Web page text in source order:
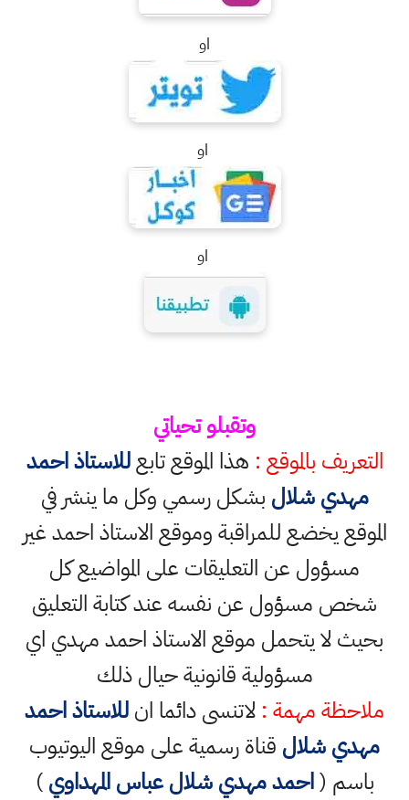
او
او
او
وتقبلو تحياتي
التعريف بالموقع : هذا الموقع تابعللاستاذ احمد
مهدي شلال بشكل رسمي وكل ما ينشر في
الموقع يخضع للمراقبة وموقع الاستاذ احمد غير
مسؤول عن التعليقات على المواضيع كل
شخص مسؤول عن نفسه عند كتابة التعليق
بحيث لا يتحمل موقع الاستاذ احمد مهدي اي
مسؤولية قانونية حيال ذلك
ملاحظة مهمة : لاتنسى دائما انللاستاذ احمد
مهدي شلال قناة رسمية على موقع اليوتيوب
باسم (احمد مهدي شلال عباس المهداوي)